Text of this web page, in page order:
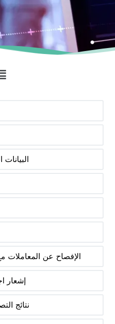
الإفصاح عن المعاملات
إشعار
نتائج